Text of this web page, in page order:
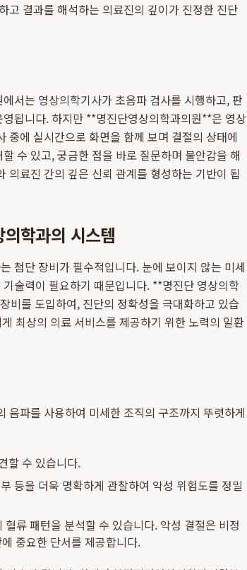
고 결과를 해석하는 의료진의 깊이가 진정한 진단
서는 영상의학기사가 초음파 검사를 시행하고, 판
됩니다. 하지만 **명진단영상의학과의원**은 영상
중에 실시간으로 화면을 함께 보며 결절의 상태에
수 있고, 궁금한 점을 바로 질문하며 불안감을 해
의료진 간의 깊은 신뢰 관계를 형성하는 기반이 됩
학과의 시스템
첨단 장비가 필수적입니다. 눈에 보이지 않는 미세
술력이 필요하기 때문입니다. **명진단 영상의학
비를 도입하여, 진단의 정확성을 극대화하고 있습
최상의 의료 서비스를 제공하기 위한 노력의 일환
파를 사용하여 미세한 조직의 구조까지 뚜렷하게
할 수 있습니다.
등을 더욱 명확하게 관찰하여 악성 위험도를 정밀
류 패턴을 분석할 수 있습니다. 악성 결절은 비정
중요한 단서를 제공합니다.